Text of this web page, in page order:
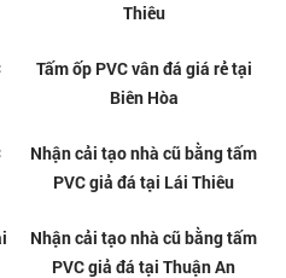
Tấm nhựa PVC vân đá giá rẻ tại
Phường Tân Sơn Nhất, TPHCM